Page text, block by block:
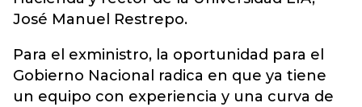
José Manuel Restrepo.
Para el exministro, la oportunidad para el
Gobierno Nacional radica en que ya tiene
un equipo con experiencia y una curva de